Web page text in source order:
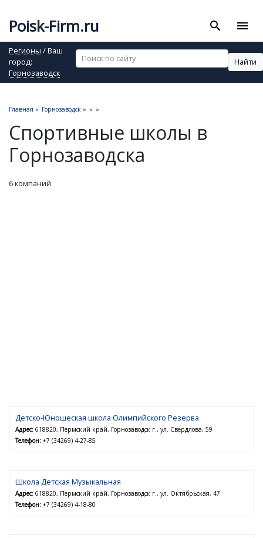
Poisk-Firm.ru search menu
Регионы / Ваш
город:
Горнозаводск
Найти
Главная » Горнозаводск » » »
Спортивные школы в
Горнозаводска
6 компаний
Детско-Юношеская школа Олимпийского Резерва
Адрес: 618820, Пермский край, Горнозаводск г., ул. Свердлова, 59
Телефон: +7 (34269) 4-27-85
Школа Детская Музыкальная
Адрес: 618820, Пермский край, Горнозаводск г., ул. Октябрьская, 47
Телефон: +7 (34269) 4-18-80